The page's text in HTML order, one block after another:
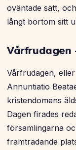
oväntade sätt,
långt bortom sitt
Vårfrudagen
Vårfrudagen, eller
Annuntiatio
kristendomens
Dagen firades
församlingarna
framträdande